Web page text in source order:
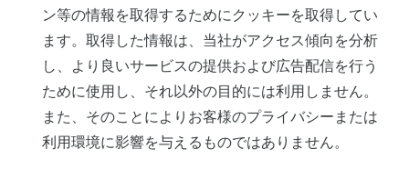
ン等の情報を取得するためにクッキーを取得してい
ます。取得した情報は、当社がアクセス傾向を分析
し、より良いサービスの提供および広告配信を行う
ために使用し、それ以外の目的には利用しません。
また、そのことによりお客様のプライバシーまたは
利用環境に影響を与えるものではありません。